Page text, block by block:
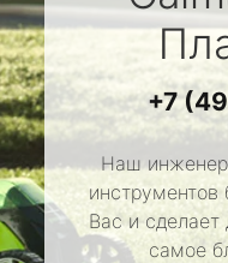
+7
Наш
инструментов
Вас и сделает
самое